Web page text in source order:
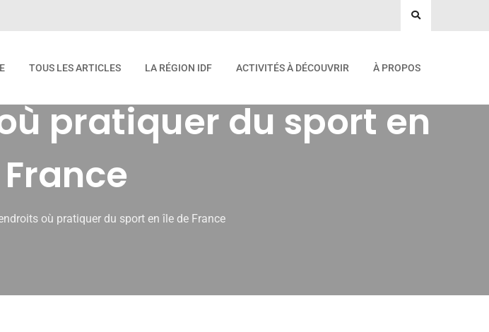
TOUS LES ARTICLES LA RÉGION IDF ACTIVITÉS À DÉCOUVRIR À PROPOS
pratiquer du sport en
où pratiquer du sport en île de France